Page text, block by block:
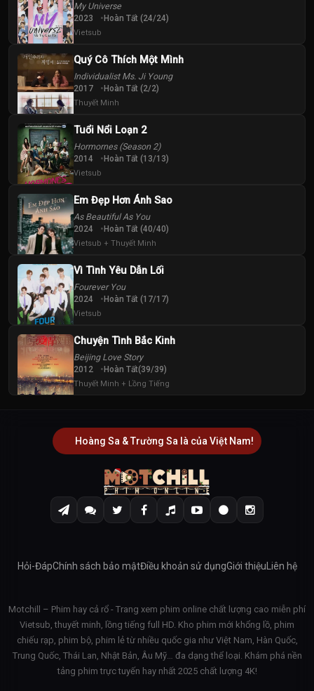
My Universe
2023 Hoàn Tất (24/24)
Vietsub
Quý Cô Thích Một Mình
Individualist Ms. Ji Young
2017 Hoàn Tất (2/2)
Thuyết Minh
Tuổi Nổi Loạn 2
Hormornes (Season 2)
2014 Hoàn Tất (13/13)
Vietsub
Em Đẹp Hơn Ánh Sao
As Beautiful As You
2024 Hoàn Tất (40/40)
Vietsub + Thuyết Minh
Vì Tình Yêu Dẫn Lối
Fourever You
2024 Hoàn Tất (17/17)
Vietsub
Chuyện Tình Bắc Kinh
Beijing Love Story
2012 Hoàn Tất(39/39)
Thuyết Minh + Lồng Tiếng
Hoàng Sa & Trường Sa là của Việt Nam!
Hỏi-ĐápChính sách bảo mậtĐiều khoản sử dụngGiới thiệu Liên hệ
Motchill – Phim hay cả rổ - Trang xem phim online chất lượng cao miễn phí
Vietsub, thuyết minh, lồng tiếng full HD. Kho phim mới khổng lồ, phim
chiếu rạp, phim bộ, phim lẻ từ nhiều quốc gia như Việt Nam, Hàn Quốc,
Trung Quốc, Thái Lan, Nhật Bản, Âu Mỹ… đa dạng thể loại. Khám phá nền
tảng phim trực tuyến hay nhất 2025 chất lượng 4K!